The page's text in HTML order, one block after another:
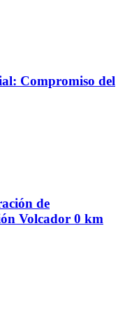
Compromiso del
de
Volcador 0 km